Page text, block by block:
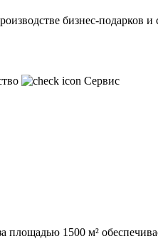
бизнес-подарков
Сервис
площадью 1500 м²